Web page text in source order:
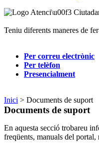
Teniu diferents maneres de
Per correu electrònic
Per telèfon
Presencialment
Inici > Documents de suport
Documents de suport
En aquesta secció trobareu
freqüents, manuals del